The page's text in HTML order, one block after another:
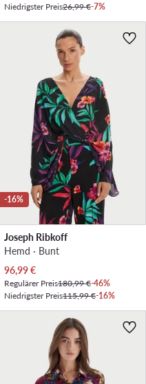
Niedrigster Preis26,99 €-7%
-16%
Joseph Ribkoff
Hemd · Bunt
Aktueller Preis
96,99€
Regulärer Preis180,99 €-46%
Niedrigster Preis115,99 €-16%